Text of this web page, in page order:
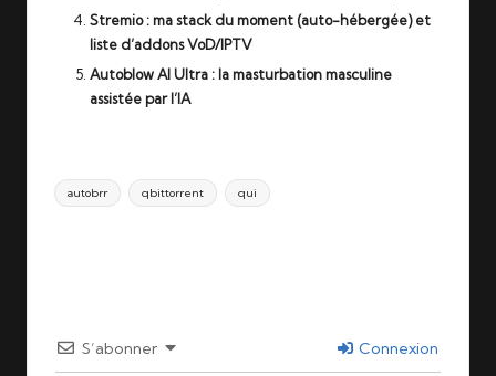
Stremio : ma stack du moment (auto-hébergée) et
liste d’addons VoD/IPTV
Autoblow AI Ultra : la masturbation masculine
assistée par l’IA
Tags:
autobrr qbittorrent qui
S’abonner Connexion